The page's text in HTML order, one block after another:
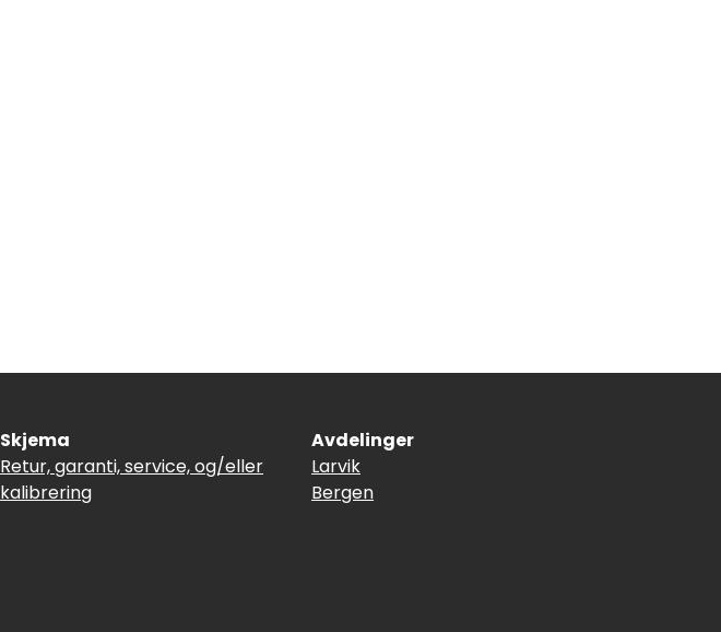
Skjema
Retur, garanti, service, og/eller
kalibrering
Avdelinger
Larvik
Bergen